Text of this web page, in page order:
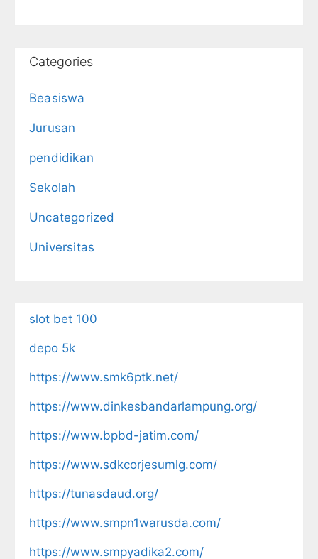
Categories
Beasiswa
Jurusan
pendidikan
Sekolah
Uncategorized
Universitas
slot bet 100
depo 5k
https://www.smk6ptk.net/
https://www.dinkesbandarlampung.org/
https://www.bpbd-jatim.com/
https://www.sdkcorjesumlg.com/
https://tunasdaud.org/
https://www.smpn1warusda.com/
https://www.smpyadika2.com/